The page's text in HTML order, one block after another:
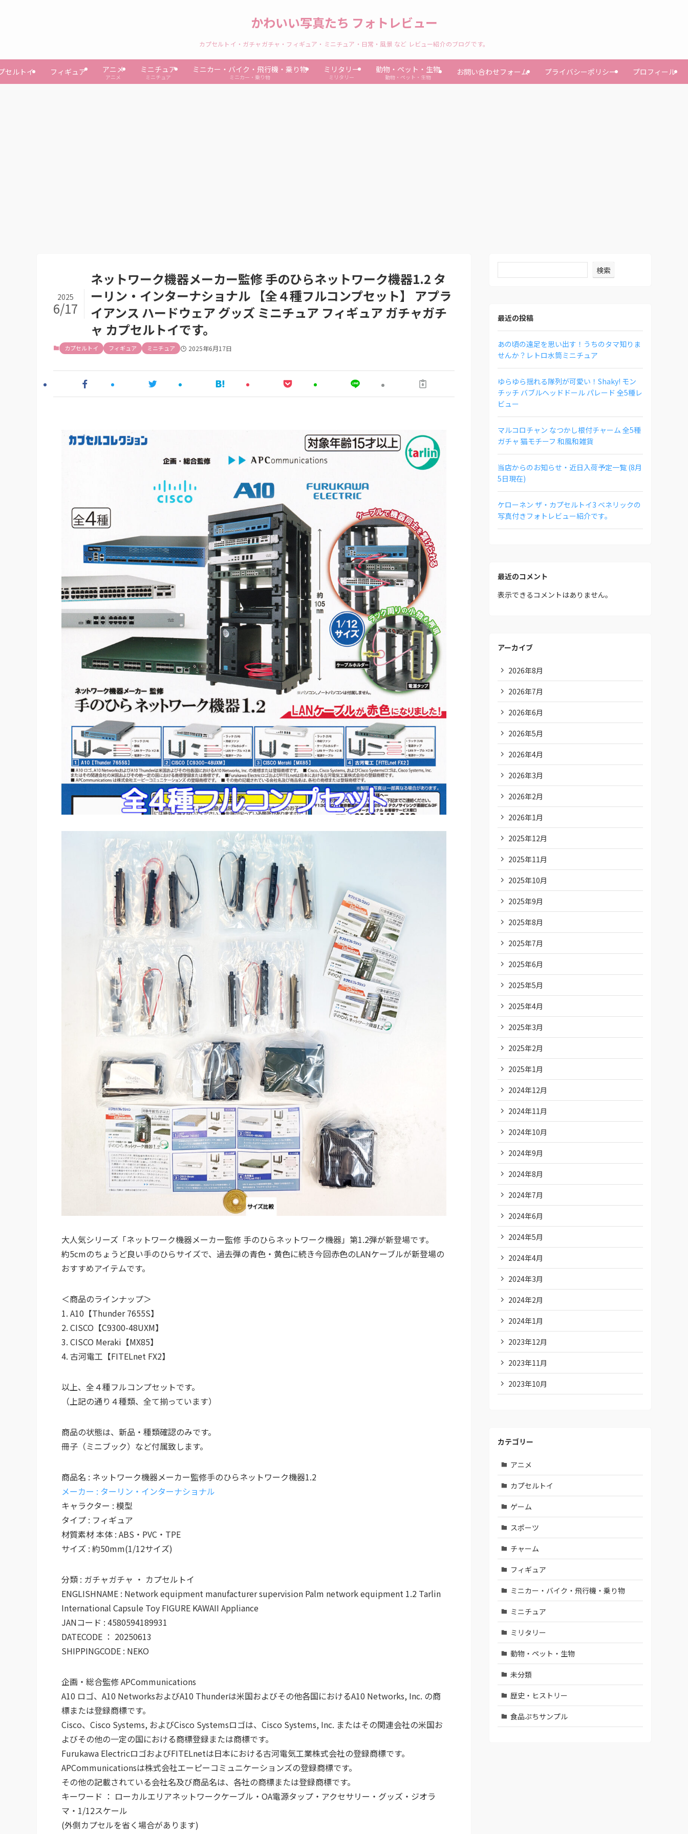
かわいい写真たち フォトレビュー
カプセルトイ・ガチャガチャ・フィギュア・ミニチュア・日常・風景 など レビュー紹介のブログです。
セルトイ フィギュア アニメ
アニメ
ミニチュア
ミニチュア
ミニカー・バイク・飛行機・乗り物
ミニカー・乗り物
ミリタリー
ミリタリー
動物・ペット・生物
動物・ペット・生物
お問い合わせフォーム プライバシーポリシー プロフィール
ネットワーク機器メーカー監修 手のひらネットワーク機器1.2 タ
ーリン・インターナショナル 【全４種フルコンプセット】 アプラ
イアンス ハードウェア グッズ ミニチュア フィギュア ガチャガチ
ャ カプセルトイです。
2025
6/17
カプセルトイ フィギュア ミニチュア 2025年6月17日
大人気シリーズ「ネットワーク機器メーカー監修 手のひらネットワーク機器」第1.2弾が新登場です。
約5cmのちょうど良い手のひらサイズで、過去弾の青色・黄色に続き今回赤色のLANケーブルが新登場の
おすすめアイテムです。
＜商品のラインナップ＞
1. A10【Thunder 7655S】
2. CISCO【C9300-48UXM】
3. CISCO Meraki【MX85】
4. 古河電工【FITELnet FX2】
以上、全４種フルコンプセットです。
（上記の通り４種類、全て揃っています）
商品の状態は、新品・種類確認のみです。
冊子（ミニブック）など付属致します。
商品名 : ネットワーク機器メーカー監修手のひらネットワーク機器1.2
メーカー : ターリン・インターナショナル
キャラクター : 模型
タイプ : フィギュア
材質素材 本体 : ABS・PVC・TPE
サイズ : 約50mm(1/12サイズ)
分類 : ガチャガチャ ・ カプセルトイ
ENGLISHNAME : Network equipment manufacturer supervision Palm network equipment 1.2 Tarlin
International Capsule Toy FIGURE KAWAII Appliance
JANコード : 4580594189931
DATECODE ： 20250613
SHIPPINGCODE : NEKO
企画・総合監修 APCommunications
A10 ロゴ、A10 NetworksおよびA10 Thunderは米国およびその他各国におけるA10 Networks, Inc. の商
標または登録商標です。
Cisco、Cisco Systems, およびCisco Systemsロゴは、Cisco Systems, Inc. またはその関連会社の米国お
よびその他の一定の国における商標登録または商標です。
Furukawa ElectricロゴおよびFITELnetは日本における古河電気工業株式会社の登録商標です。
APCommunicationsは株式会社エーピーコミュニケーションズの登録商標です。
その他の記載されている会社名及び商品名は、各社の商標または登録商標です。
キーワード ： ローカルエリアネットワークケーブル・OA電源タップ・アクセサリー・グッズ・ジオラ
マ・1/12スケール
(外側カプセルを省く場合があります)
検索
最近の投稿
あの頃の遠足を思い出す！うちのタマ知りま
せんか？レトロ水筒ミニチュア
ゆらゆら揺れる隊列が可愛い！Shaky! モン
チッチ バブルヘッドドール パレード 全5種レ
ビュー
マルコロチャン なつかし根付チャーム 全5種
ガチャ 猫モチーフ 和風和雑貨
当店からのお知らせ・近日入荷予定一覧 (8月
5日現在)
ケローネン ザ・カプセルトイ3 ベネリックの
写真付きフォトレビュー紹介です。
最近のコメント
表示できるコメントはありません。
アーカイブ
2026年8月
2026年7月
2026年6月
2026年5月
2026年4月
2026年3月
2026年2月
2026年1月
2025年12月
2025年11月
2025年10月
2025年9月
2025年8月
2025年7月
2025年6月
2025年5月
2025年4月
2025年3月
2025年2月
2025年1月
2024年12月
2024年11月
2024年10月
2024年9月
2024年8月
2024年7月
2024年6月
2024年5月
2024年4月
2024年3月
2024年2月
2024年1月
2023年12月
2023年11月
2023年10月
カテゴリー
アニメ
カプセルトイ
ゲーム
スポーツ
チャーム
フィギュア
ミニカー・バイク・飛行機・乗り物
ミニチュア
ミリタリー
動物・ペット・生物
未分類
歴史・ヒストリー
食品ぷちサンプル